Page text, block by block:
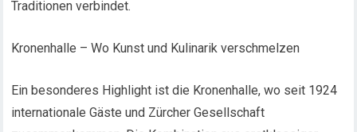
Traditionen verbindet.
Kronenhalle – Wo Kunst und Kulinarik verschmelzen
Ein besonderes Highlight ist die Kronenhalle, wo seit 1924
internationale Gäste und Zürcher Gesellschaft